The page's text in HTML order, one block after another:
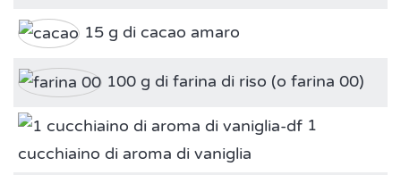
15 g di cacao amaro
100 g di farina di riso (o farina 00)
1
cucchiaino di aroma di vaniglia